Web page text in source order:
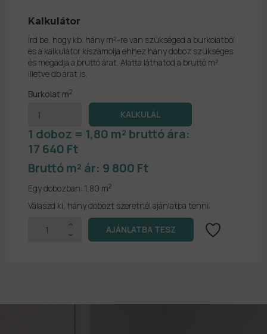
Kalkulátor
Írd be, hogy kb. hány m²-re van szükséged a burkolatból
és a kalkulátor kiszámolja ehhez hány doboz szükséges
és megadja a bruttó árat. Alatta láthatod a bruttó m²
illetve db árat is.
Burkolat m2
1 doboz = 1,80 m² bruttó ára:
17 640 Ft
Bruttó m² ár: 9 800 Ft
Egy dobozban: 1,80 m2
Válaszd ki, hány dobozt szeretnél ajánlatba tenni.